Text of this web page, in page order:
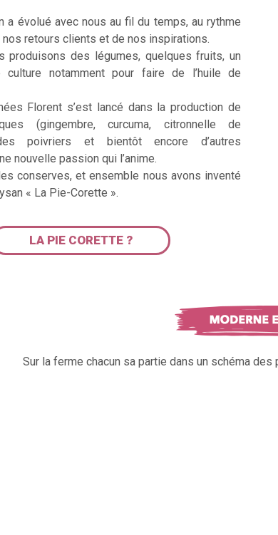
a évolué avec nous au fil du temps, au rythme
retours clients et de nos inspirations.
produisons des légumes, quelques fruits, un
culture notamment pour faire de l’huile de
Florent s’est lancé dans la production de
(gingembre, curcuma, citronnelle de
poivriers et bientôt encore d’autres
nouvelle passion qui l’anime.
conserves, et ensemble nous avons inventé
« La Pie-Corette ».
LA PIE CORETTE ?
Sur la ferme chacun sa partie dans un schéma